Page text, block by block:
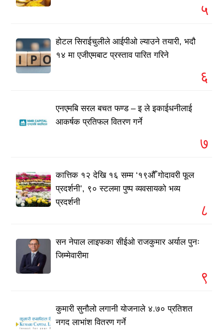
५
होटल सिराईचुलीले आईपीओ ल्याउने तयारी, भदौ
१४ मा एजीएमबाट प्रस्ताव पारित गरिने
६
एनएमबि सरल बचत फण्ड – इ ले इकाईधनीलाई
आकर्षक प्रतिफल वितरण गर्ने
७
कात्तिक १२ देखि १६ सम्म ‘१९औँ गोदावरी फूल
प्रदर्शनी’, ९० स्टलमा पुष्प व्यवसायको भव्य
प्रदर्शनी
८
सन नेपाल लाइफका सीईओ राजकुमार अर्याल पुनः
जिम्मेवारीमा
९
कुमारी सुनौलो लगानी योजनाले ४.७० प्रतिशत
नगद लाभांश वितरण गर्ने